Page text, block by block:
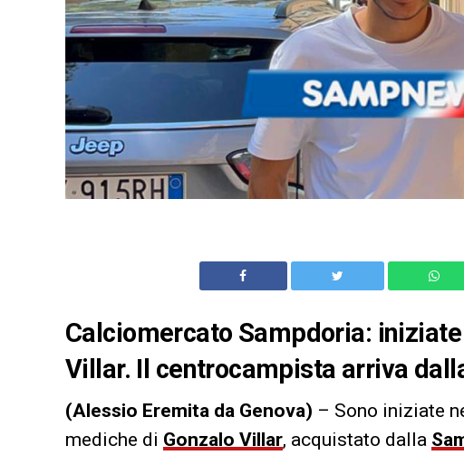
Calciomercato Sampdoria:
Villar. Il centrocampista arriva
(Alessio Eremita da Genova) – Sono iniziate
mediche di Gonzalo Villar, acquistato dalla